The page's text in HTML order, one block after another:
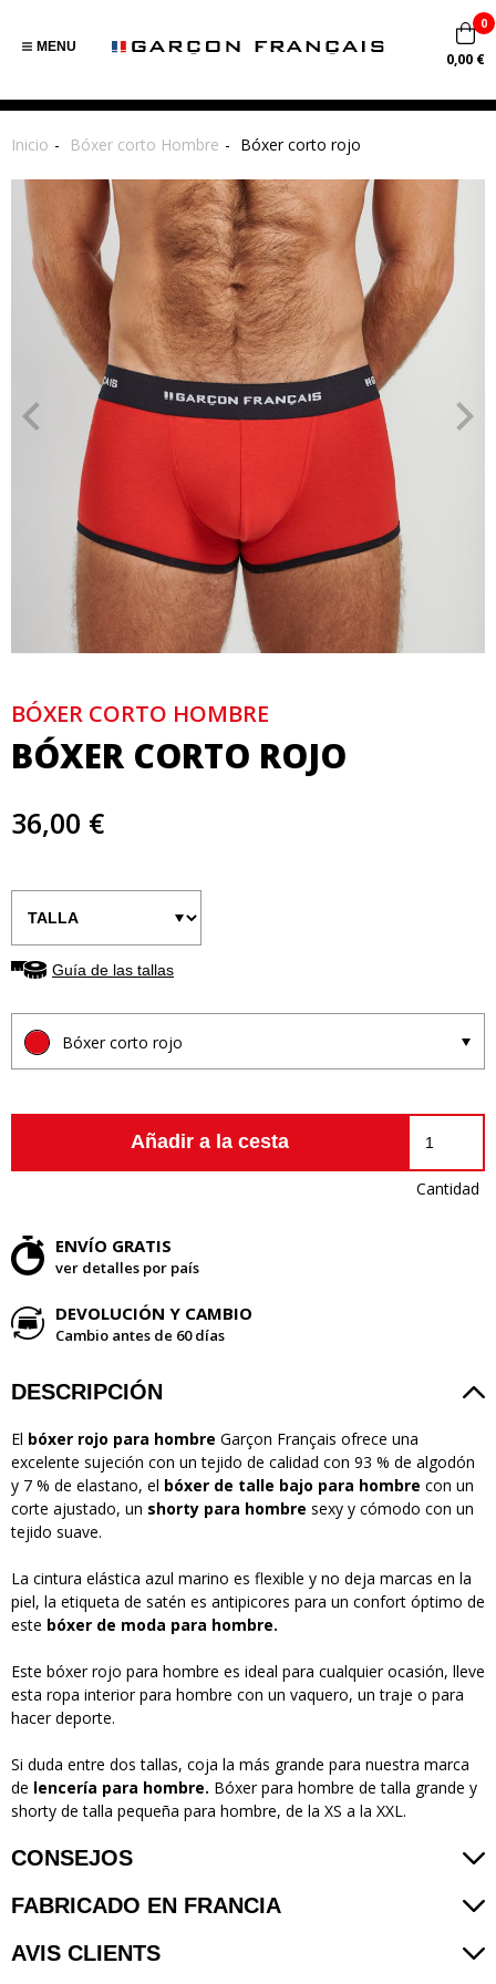
MENU
0
0,00 €
Inicio Bóxer corto Hombre Bóxer corto rojo
BÓXER CORTO HOMBRE
BÓXER CORTO ROJO
36,00 €
Guía de las tallas
Bóxer corto rojo
Añadir a la cesta
Cantidad
ENVÍO GRATIS
ver detalles por país
DEVOLUCIÓN Y CAMBIO
Cambio antes de 60 días
DESCRIPCIÓN
El bóxer rojo para hombre Garçon Français ofrece una
excelente sujeción con un tejido de calidad con 93 % de algodón
y 7 % de elastano, el bóxer de talle bajo para hombre con un
corte ajustado, un shorty para hombre sexy y cómodo con un
tejido suave.
La cintura elástica azul marino es flexible y no deja marcas en la
piel, la etiqueta de satén es antipicores para un confort óptimo de
este bóxer de moda para hombre.
Este bóxer rojo para hombre es ideal para cualquier ocasión, lleve
esta ropa interior para hombre con un vaquero, un traje o para
hacer deporte.
Si duda entre dos tallas, coja la más grande para nuestra marca
de lencería para hombre. Bóxer para hombre de talla grande y
shorty de talla pequeña para hombre, de la XS a la XXL.
CONSEJOS
FABRICADO EN FRANCIA
AVIS CLIENTS